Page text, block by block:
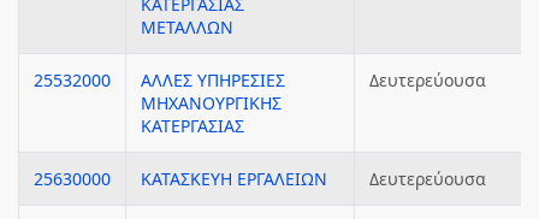
ΜΕΤΑΛΛΩΝ
25532000
ΑΛΛΕΣ ΥΠΗΡΕΣΙΕΣ
ΜΗΧΑΝΟΥΡΓΙΚΗΣ
ΚΑΤΕΡΓΑΣΙΑΣ
Δευτερεύουσα
25630000 ΚΑΤΑΣΚΕΥΗ ΕΡΓΑΛΕΙΩΝ Δευτερεύουσα